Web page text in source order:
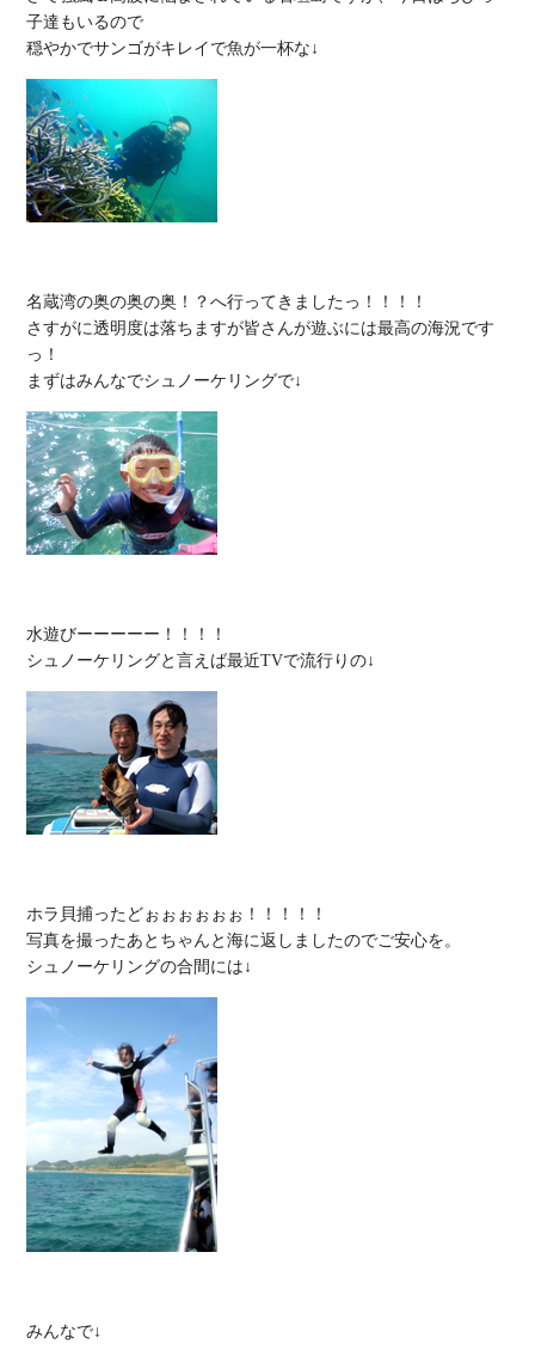
子達もいるので
名蔵湾の奥の奥の奥！？へ行ってきましたっ！！！！
さすがに透明度は落ちますが皆さんが遊ぶには最高の海況です
っ！
水遊びーーーーー！！！！
ホラ貝捕ったどぉぉぉぉぉぉ！！！！！
写真を撮ったあとちゃんと海に返しましたのでご安心を。